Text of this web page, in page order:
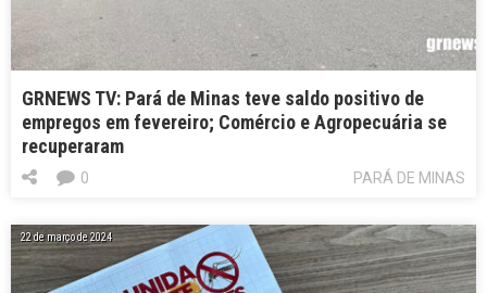
GRNEWS TV: Pará de Minas teve saldo positivo de
empregos em fevereiro; Comércio e Agropecuária se
recuperaram
PARÁ DE MINAS
0
22 de março de 2024